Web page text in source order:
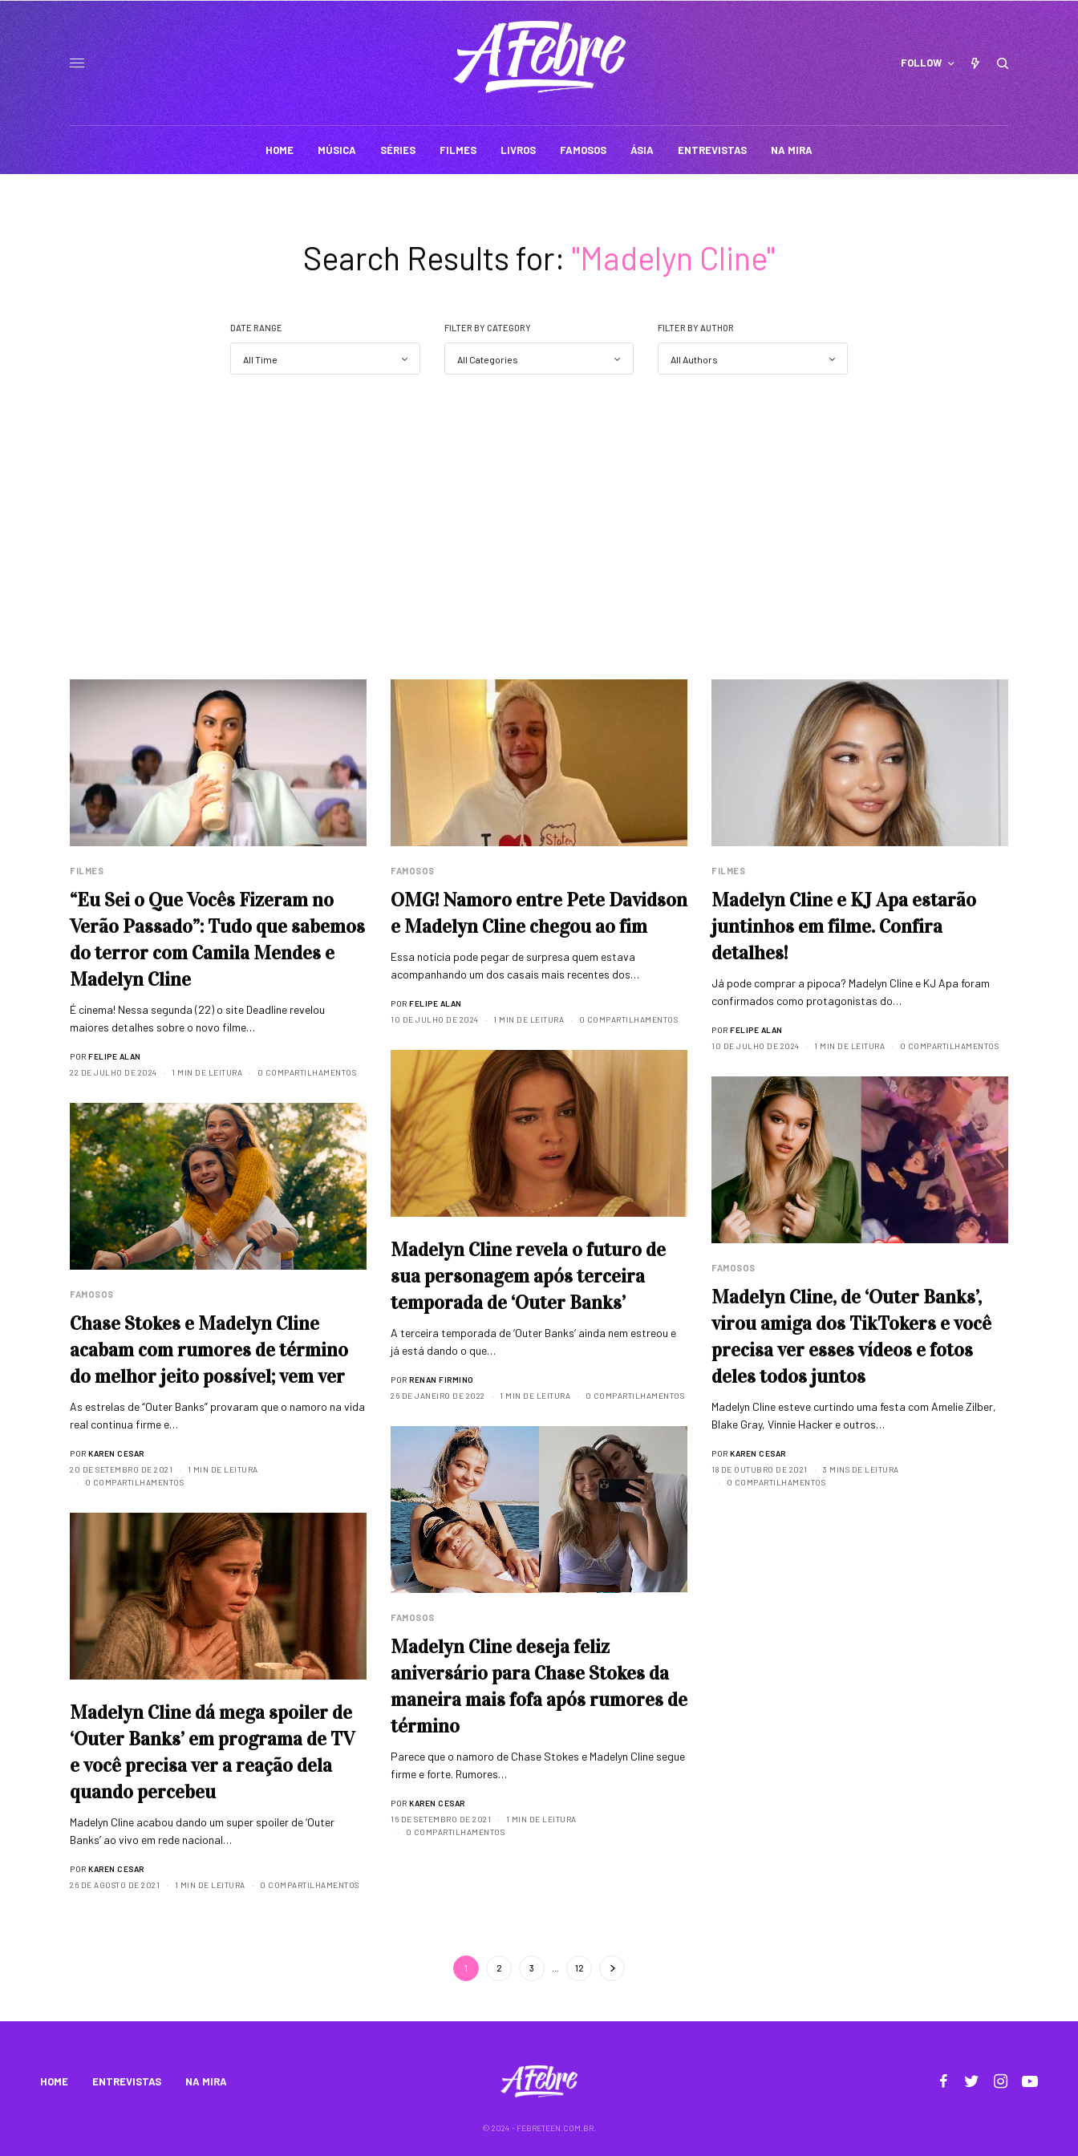
FOLLOW
HOME MÚSICA SÉRIES FILMES LIVROS FAMOSOS ÁSIA ENTREVISTAS NA MIRA
Search Results for: "Madelyn Cline"
DATE RANGE FILTER BY CATEGORY FILTER BY AUTHOR
FILMES
“Eu Sei o Que Vocês Fizeram no
Verão Passado”: Tudo que sabemos
do terror com Camila Mendes e
Madelyn Cline
É cinema! Nessa segunda (22) o site Deadline revelou
maiores detalhes sobre o novo filme…
POR FELIPE ALAN
22 DE JULHO DE 2024
1 MIN DE LEITURA 0 COMPARTILHAMENTOS
FAMOSOS
OMG! Namoro entre Pete Davidson
e Madelyn Cline chegou ao fim
Essa notícia pode pegar de surpresa quem estava
acompanhando um dos casais mais recentes dos…
POR FELIPE ALAN
10 DE JULHO DE 2024
1 MIN DE LEITURA 0 COMPARTILHAMENTOS
FILMES
Madelyn Cline e KJ Apa estarão
juntinhos em filme. Confira
detalhes!
Já pode comprar a pipoca? Madelyn Cline e KJ Apa foram
confirmados como protagonistas do…
POR FELIPE ALAN
10 DE JULHO DE 2024
1 MIN DE LEITURA 0 COMPARTILHAMENTOS
Madelyn Cline revela o futuro de
sua personagem após terceira
temporada de ‘Outer Banks’
A terceira temporada de ‘Outer Banks‘ ainda nem estreou e
já está dando o que…
POR RENAN FIRMINO
26 DE JANEIRO DE 2022
1 MIN DE LEITURA 0 COMPARTILHAMENTOS
FAMOSOS
Madelyn Cline, de ‘Outer Banks’,
virou amiga dos TikTokers e você
precisa ver esses vídeos e fotos
deles todos juntos
Madelyn Cline esteve curtindo uma festa com Amelie Zilber,
Blake Gray, Vinnie Hacker e outros…
POR KAREN CESAR
18 DE OUTUBRO DE 2021
3 MINS DE LEITURA
0 COMPARTILHAMENTOS
FAMOSOS
Chase Stokes e Madelyn Cline
acabam com rumores de término
do melhor jeito possível; vem ver
As estrelas de “Outer Banks” provaram que o namoro na vida
real continua firme e…
POR KAREN CESAR
20 DE SETEMBRO DE 2021
1 MIN DE LEITURA
0 COMPARTILHAMENTOS
FAMOSOS
Madelyn Cline deseja feliz
aniversário para Chase Stokes da
maneira mais fofa após rumores de
término
Parece que o namoro de Chase Stokes e Madelyn Cline segue
firme e forte. Rumores…
POR KAREN CESAR
16 DE SETEMBRO DE 2021
1 MIN DE LEITURA
0 COMPARTILHAMENTOS
Madelyn Cline dá mega spoiler de
‘Outer Banks’ em programa de TV
e você precisa ver a reação dela
quando percebeu
Madelyn Cline acabou dando um super spoiler de ‘Outer
Banks’ ao vivo em rede nacional…
POR KAREN CESAR
26 DE AGOSTO DE 2021
1 MIN DE LEITURA 0 COMPARTILHAMENTOS
1 2 3 12
HOME ENTREVISTAS NA MIRA
© 2024 - FEBRETEEN.COM.BR.